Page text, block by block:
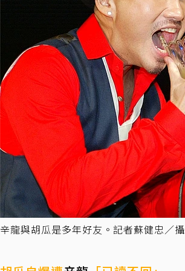
辛龍與胡瓜是多年好友。記者蘇健忠／